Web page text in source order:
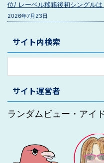
位/ レーベル移籍後初シングル
2026年7月23日
サイト内検索
サイト運営者
ランダムビュー・アイ